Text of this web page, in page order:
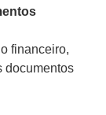
financeiro,
documentos